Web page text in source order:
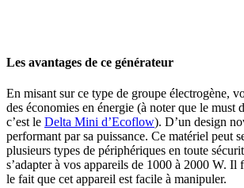
Les avantages de ce générateur
En misant sur ce type de groupe électrogène,
des économies en énergie (à noter que le must
c’est le Delta Mini d’Ecoflow). D’un design
performant par sa puissance. Ce matériel peut
plusieurs types de périphériques en toute
s’adapter à vos appareils de 1000 à 2000 W. Il
le fait que cet appareil est facile à manipuler.